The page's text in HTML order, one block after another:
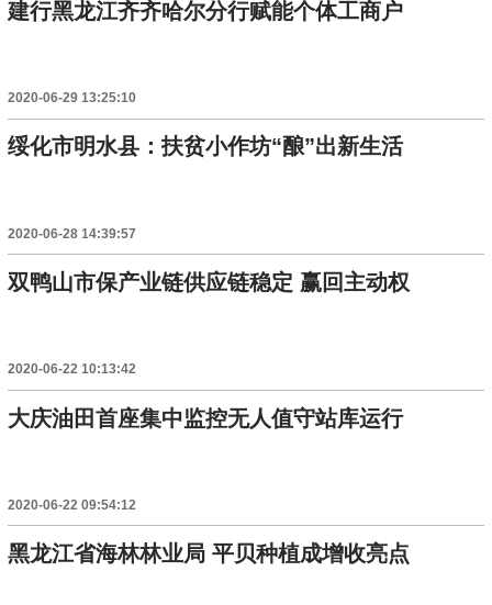
建行黑龙江齐齐哈尔分行赋能个体工商户
2020-06-29 13:25:10
绥化市明水县：扶贫小作坊“酿”出新生活
2020-06-28 14:39:57
双鸭山市保产业链供应链稳定 赢回主动权
2020-06-22 10:13:42
大庆油田首座集中监控无人值守站库运行
2020-06-22 09:54:12
黑龙江省海林林业局 平贝种植成增收亮点